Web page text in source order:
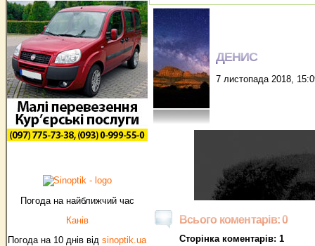
Погода на найближчий час
Канів
Погода на 10 днів відsinoptik.ua
ДЕНИС
7 листопада 2018,
Всього коментарів: 0
Сторінка коментарів: 1